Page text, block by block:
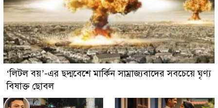
‘লিটল বয়’-এর ছদ্মবেশে মার্কিন সাম্রাজ্যবাদের সবচেয়ে ঘৃণ্য
বিষাক্ত ছোবল